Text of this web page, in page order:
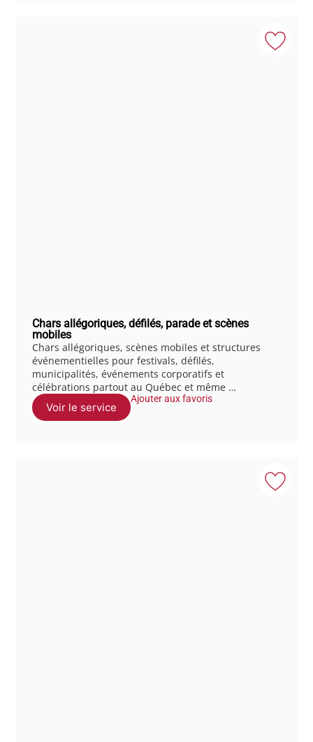
Chars allégoriques, défilés, parade et scènes
mobiles
Chars allégoriques, scènes mobiles et structures
événementielles pour festivals, défilés,
municipalités, événements corporatifs et
célébrations partout au Québec et même …
Voir le service
Ajouter aux favoris